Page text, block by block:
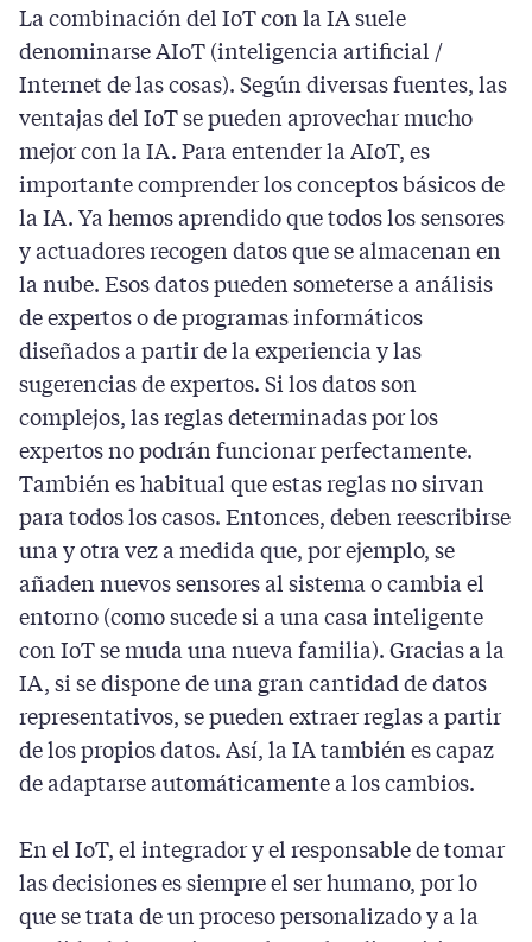
La combinación del IoT con la IA suele
denominarse AIoT (inteligencia artificial /
Internet de las cosas). Según diversas fuentes, las
ventajas del IoT se pueden aprovechar mucho
mejor con la IA. Para entender la AIoT, es
importante comprender los conceptos básicos de
la IA. Ya hemos aprendido que todos los sensores
y actuadores recogen datos que se almacenan en
la nube. Esos datos pueden someterse a análisis
de expertos o de programas informáticos
diseñados a partir de la experiencia y las
sugerencias de expertos. Si los datos son
complejos, las reglas determinadas por los
expertos no podrán funcionar perfectamente.
También es habitual que estas reglas no sirvan
para todos los casos. Entonces, deben reescribirse
una y otra vez a medida que, por ejemplo, se
añaden nuevos sensores al sistema o cambia el
entorno (como sucede si a una casa inteligente
con IoT se muda una nueva familia). Gracias a la
IA, si se dispone de una gran cantidad de datos
representativos, se pueden extraer reglas a partir
de los propios datos. Así, la IA también es capaz
de adaptarse automáticamente a los cambios.
En el IoT, el integrador y el responsable de tomar
las decisiones es siempre el ser humano, por lo
que se trata de un proceso personalizado y a la